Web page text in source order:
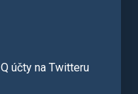
Q účty na Twitteru